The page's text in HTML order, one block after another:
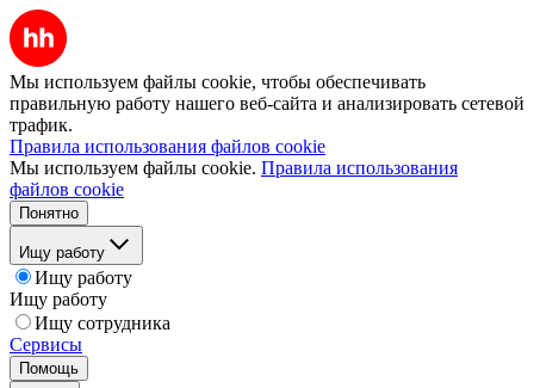
Мы используем файлы cookie, чтобы обеспечивать
правильную работу нашего веб-сайта и анализировать сетевой
трафик.
Правила использования файлов cookie
Мы используем файлы cookie. Правила использования
файлов cookie
Понятно
Ищу работу
Ищу работу
Ищу работу
Ищу сотрудника
Сервисы
Помощь